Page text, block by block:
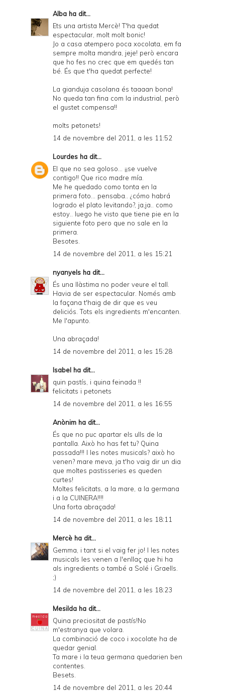
Alba ha dit...
Ets una artista Mercè! T'ha quedat
espectacular, molt molt bonic!
Jo a casa atempero poca xocolata, em fa
sempre molta mandra, jeje! però encara
que ho fes no crec que em quedés tan
bé. És que t'ha quedat perfecte!
La gianduja casolana és taaaan bona!
No queda tan fina com la industrial, però
el gustet compensa!!
molts petonets!
14 de novembre del 2011, a les 11:52
Lourdes ha dit...
El que no sea goloso... ¡¡se vuelve
contigo!! Que rico madre mía.
Me he quedado como tonta en la
primera foto... pensaba.. ¿cómo habrá
logrado el plato levitando?, ja,ja.. como
estoy.. luego he visto que tiene pie en la
siguiente foto pero que no sale en la
primera.
Besotes.
14 de novembre del 2011, a les 15:21
nyanyels ha dit...
És una llàstima no poder veure el tall.
Havia de ser espectacular. Només amb
la façana t'haig de dir que es veu
deliciós. Tots els ingredients m'encanten.
Me l'apunto.
Una abraçada!
14 de novembre del 2011, a les 15:28
Isabel ha dit...
quin pastís, i quina feinada !!
felicitats i petonets
14 de novembre del 2011, a les 16:55
Anònim ha dit...
És que no puc apartar els ulls de la
pantalla. Això ho has fet tu? Quina
passada!!! I les notes musicals? això ho
venen? mare meva, ja t'ho vaig dir un dia
que moltes pastisseries es queden
curtes!
Moltes felicitats, a la mare, a la germana
i a la CUINERA!!!!
Una forta abraçada!
14 de novembre del 2011, a les 18:11
Mercè ha dit...
Gemma, i tant si el vaig fer jo! I les notes
musicals les venen a l'enllaç que hi ha
als ingredients o també a Solé i Graells.
;)
14 de novembre del 2011, a les 18:23
Mesilda ha dit...
Quina preciositat de pastís!No
m'estranya que volara.
La combinació de coco i xocolate ha de
quedar genial.
Ta mare i la teua germana quedarien ben
contentes.
Besets.
14 de novembre del 2011, a les 20:44